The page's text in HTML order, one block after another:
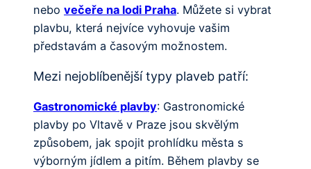
nebo večeře na lodi Praha. Můžete si vybrat
plavbu, která nejvíce vyhovuje vašim
představám a časovým možnostem.
Mezi nejoblíbenější typy plaveb patří:
Gastronomické plavby: Gastronomické
plavby po Vltavě v Praze jsou skvělým
způsobem, jak spojit prohlídku města s
výborným jídlem a pitím. Během plavby se